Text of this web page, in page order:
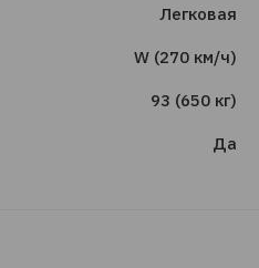
Легковая
W (270 км/ч)
93 (650 кг)
Да